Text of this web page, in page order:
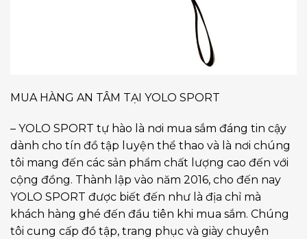
MUA HÀNG AN TÂM TẠI YOLO SPORT
– YOLO SPORT tự hào là nơi mua sắm đáng tin cậy
dành cho tín đồ tập luyện thể thao và là nơi chúng
tôi mang đến các sản phẩm chất lượng cao đến với
cộng đồng. Thành lập vào năm 2016, cho đến nay
YOLO SPORT được biết đến như là địa chỉ mà
khách hàng ghé đến đầu tiên khi mua sắm. Chúng
tôi cung cấp đồ tập, trang phục và giày chuyên